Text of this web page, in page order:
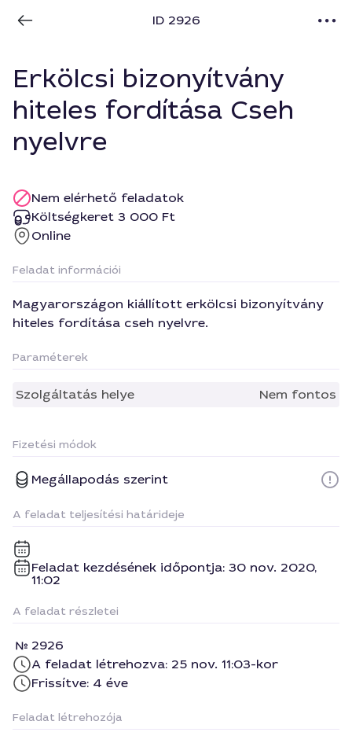
ID 2926
Erkölcsi bizonyítvány
hiteles fordítása Cseh
nyelvre
Nem elérhető feladatok
Költségkeret 3 000 Ft
Online
Feladat információi
Magyarországon kiállított erkölcsi bizonyítvány
hiteles fordítása cseh nyelvre.
Paraméterek
Szolgáltatás helye Nem fontos
Fizetési módok
Megállapodás szerint
A feladat teljesítési határideje
Feladat kezdésének időpontja: 30 nov. 2020,
11:02
A feladat részletei
2926
A feladat létrehozva: 25 nov. 11:03-kor
Frissítve: 4 éve
Feladat létrehozója